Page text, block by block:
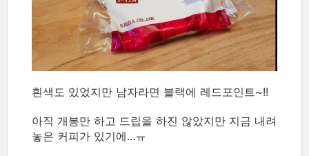
흰색도 있었지만 남자라면 블랙에 레드포인트~!!
아직 개봉만 하고 드립을 하진 않았지만 지금 내려
놓은 커피가 있기에...ㅠ